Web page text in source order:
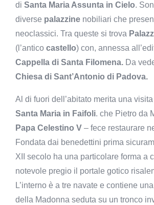
di Santa Maria Assunta in Cielo.
diverse palazzine nobiliari che
neoclassici. Tra queste si trova
(l’antico castello) con, annessa
Cappella di Santa Filomena. Da
Chiesa di Sant’Antonio di Padova.
Al di fuori dell’abitato merita una
Santa Maria in Faifoli. che Pietro da
Papa Celestino V – fece restaurare
Fondata dai benedettini prima
XII secolo ha una particolare forma a
notevole pregio il portale gotico
L’interno è a tre navate e contiene
della Madonna seduta su un tronco